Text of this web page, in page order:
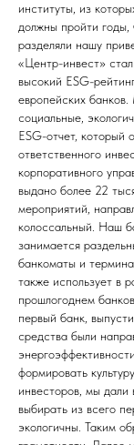
институты, из
должны пройти годы,
разделяли нашу
«Центр-инвест»
высокий ESG-
европейских
социальные,
ESG-отчет, который
ответственного
корпоративного
выдано более 22
мероприятий,
колоссальный. Наш
занимается
банкоматы и
также использует в
прошлогоднем
первый банк,
средства были
формировать
инвесторов, мы дали
выбирать из всего
экологичны. Таким